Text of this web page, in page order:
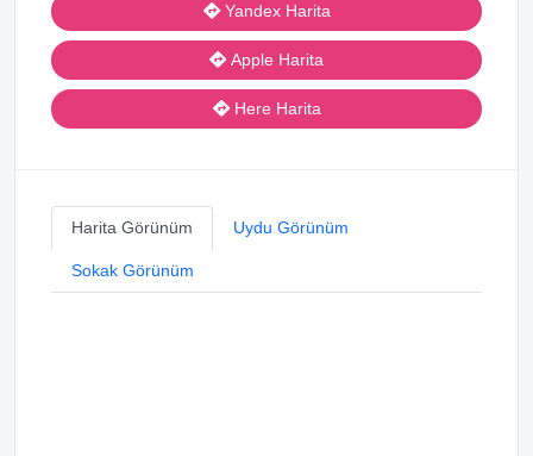
Yandex Harita
Apple Harita
Here Harita
Harita Görünüm Uydu Görünüm
Sokak Görünüm